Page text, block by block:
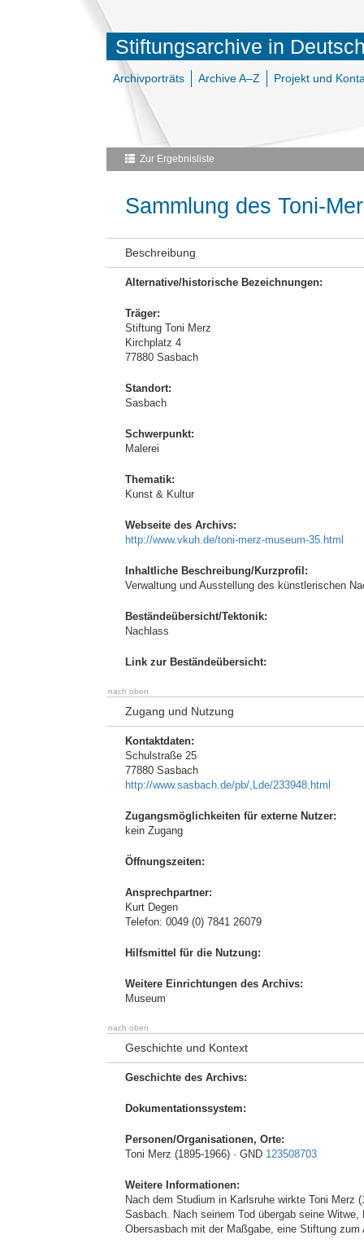
Stiftungsarchive in
Archivporträts Archive A–Z Projekt und
Zur Ergebnisliste
Sammlung des Toni-
Beschreibung
Alternative/historische Bezeichnungen:
Träger:
Stiftung Toni Merz
Kirchplatz 4
77880 Sasbach
Standort:
Sasbach
Schwerpunkt:
Malerei
Thematik:
Kunst & Kultur
Webseite des Archivs:
http://www.vkuh.de/toni-merz-museum-35.html
Inhaltliche Beschreibung/Kurzprofil:
Verwaltung und Ausstellung des künstlerischen
Beständeübersicht/Tektonik:
Nachlass
Link zur Beständeübersicht:
nach oben
Zugang und Nutzung
Kontaktdaten:
Schulstraße 25
77880 Sasbach
http://www.sasbach.de/pb/,Lde/233948.html
Zugangsmöglichkeiten für externe Nutzer:
kein Zugang
Öffnungszeiten:
Ansprechpartner:
Kurt Degen
Telefon: 0049 (0) 7841 26079
Hilfsmittel für die Nutzung:
Weitere Einrichtungen des Archivs:
Museum
nach oben
Geschichte und Kontext
Geschichte des Archivs:
Dokumentationssystem:
Personen/Organisationen, Orte:
Toni Merz (1895-1966) · GND 123508703
Weitere Informationen:
Nach dem Studium in Karlsruhe wirkte Toni Merz
Sasbach. Nach seinem Tod übergab seine
Obersasbach mit der Maßgabe, eine Stiftung